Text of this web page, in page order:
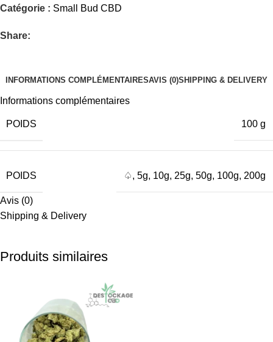
Catégorie : Small Bud CBD
Share:
INFORMATIONS COMPLÉMENTAIRESAVIS (0)SHIPPING & DELIVERY
Informations complémentaires
POIDS 100 g
POIDS ♤, 5g, 10g, 25g, 50g, 100g, 200g
Avis (0)
Shipping & Delivery
Produits similaires